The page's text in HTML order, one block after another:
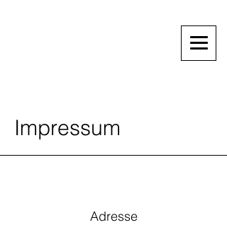
Impressum
Adresse